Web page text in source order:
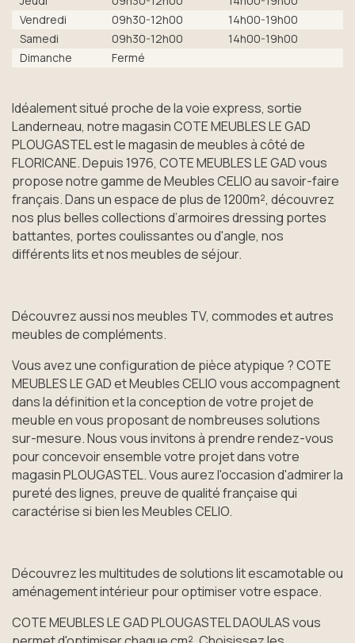
Vendredi
09h30-12h00
14h00-19h00
Samedi
09h30-12h00
14h00-19h00
Dimanche
Fermé
Idéalement situé proche de la voie express, sortie
Landerneau, notre magasin COTE MEUBLES LE GAD
PLOUGASTEL est le magasin de meubles à côté de
FLORICANE. Depuis 1976, COTE MEUBLES LE GAD vous
propose notre gamme de Meubles CELIO au savoir-faire
français. Dans un espace de plus de 1200m², découvrez
nos plus belles collections d’armoires dressing portes
battantes, portes coulissantes ou d'angle, nos
différents lits et nos meubles de séjour.
Découvrez aussi nos meubles TV, commodes et autres
meubles de compléments.
Vous avez une configuration de pièce atypique ? COTE
MEUBLES LE GAD et Meubles CELIO vous accompagnent
dans la définition et la conception de votre projet de
meuble en vous proposant de nombreuses solutions
sur-mesure. Nous vous invitons à prendre rendez-vous
pour concevoir ensemble votre projet dans votre
magasin PLOUGASTEL. Vous aurez l'occasion d'admirer la
pureté des lignes, preuve de qualité française qui
caractérise si bien les Meubles CELIO.
Découvrez les multitudes de solutions lit escamotable ou
aménagement intérieur pour optimiser votre espace.
COTE MEUBLES LE GAD PLOUGASTEL DAOULAS vous